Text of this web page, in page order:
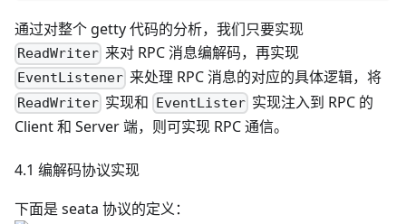
通过对整个 getty 代码的分析，我们只要实现
ReadWriter 来对 RPC 消息编解码，再实现
EventListener 来处理 RPC 消息的对应的具体逻辑，将
ReadWriter 实现和 EventLister实现注入到 RPC 的
Client 和 Server 端，则可实现 RPC 通信。
4.1 编解码协议实现
下面是 seata 协议的定义：